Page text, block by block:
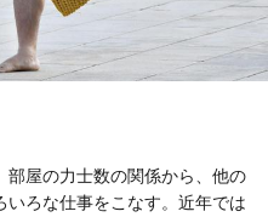
屋の力士数の関係から、他の
ろな仕事をこなす。近年では